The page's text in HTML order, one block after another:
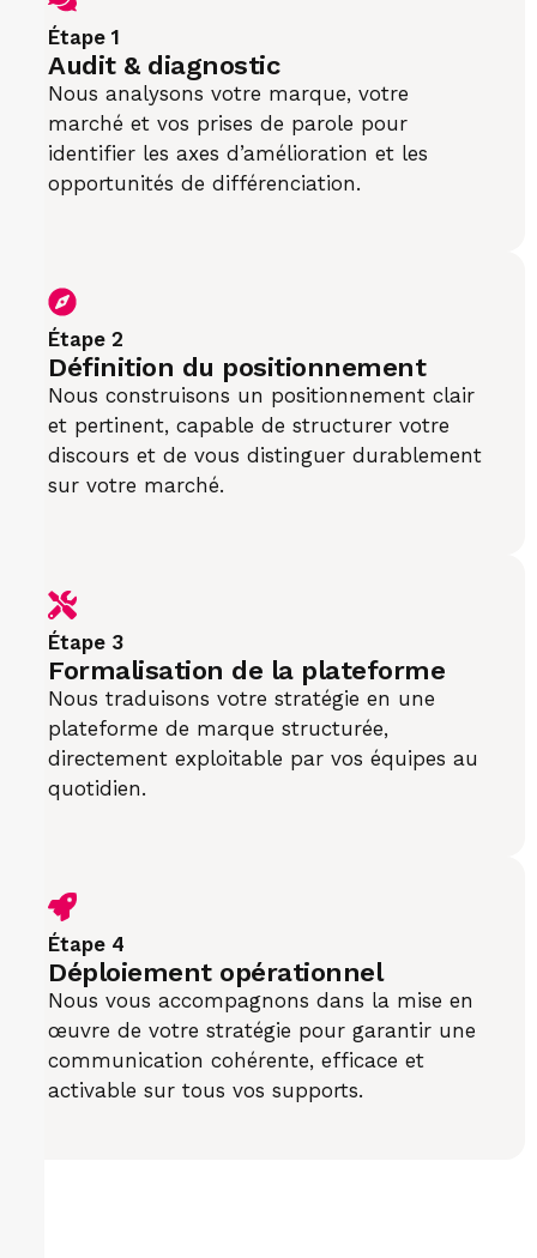
Étape 1
Audit & diagnostic
Nous analysons votre marque, votre
marché et vos prises de parole pour
identifier les axes d’amélioration et les
opportunités de différenciation.
Étape 2
Définition du positionnement
Nous construisons un positionnement clair
et pertinent, capable de structurer votre
discours et de vous distinguer durablement
sur votre marché.
Étape 3
Formalisation de la plateforme
Nous traduisons votre stratégie en une
plateforme de marque structurée,
directement exploitable par vos équipes au
quotidien.
Étape 4
Déploiement opérationnel
Nous vous accompagnons dans la mise en
œuvre de votre stratégie pour garantir une
communication cohérente, efficace et
activable sur tous vos supports.